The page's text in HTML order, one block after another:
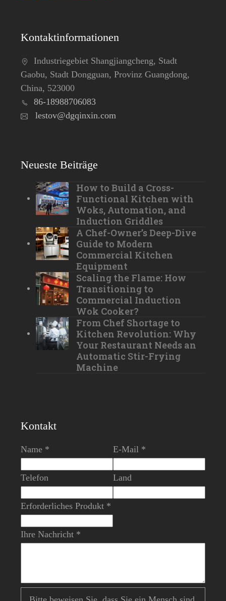
Kontaktinformationen
Industriegebiet Shangjiangcheng, Stadt
Gaobu, Stadt Dongguan, Provinz Guangdong,
China, 523000
86-18988706083
lestov@dgqinxin.com
Neueste Beiträge
How to Build a Cross-
Functional Kitchen with
Woks, Automation, and
Induction Griddles
A Chef-Owner’s Deep-Dive
Guide to Modern
Commercial Kitchen
Equipment
Scaling the Flame: How
Transitioning to
Commercial Induction
Wok Cooker?
From Chef Shortage to
Kitchen Revolution: Why
Your Restaurant Needs an
Automatic Stir-Frying
Machine
Kontakt
Name * E-Mail *
Telefon Land
Erforderliches Produkt *
Ihre Nachricht *